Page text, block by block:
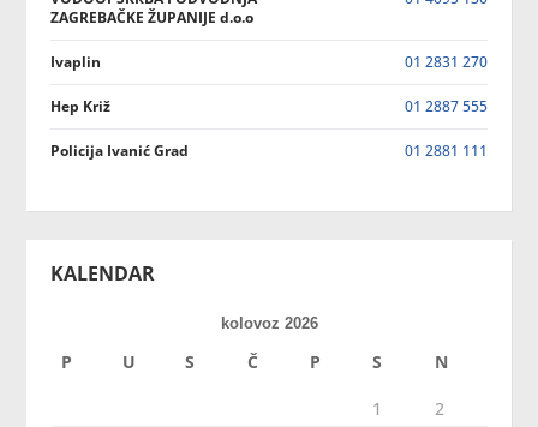
ZAGREBAČKE ŽUPANIJE d.o.o
Ivaplin 01 2831 270
Hep Križ 01 2887 555
Policija Ivanić Grad 01 2881 111
KALENDAR
kolovoz 2026
P U S Č P S N
1
2